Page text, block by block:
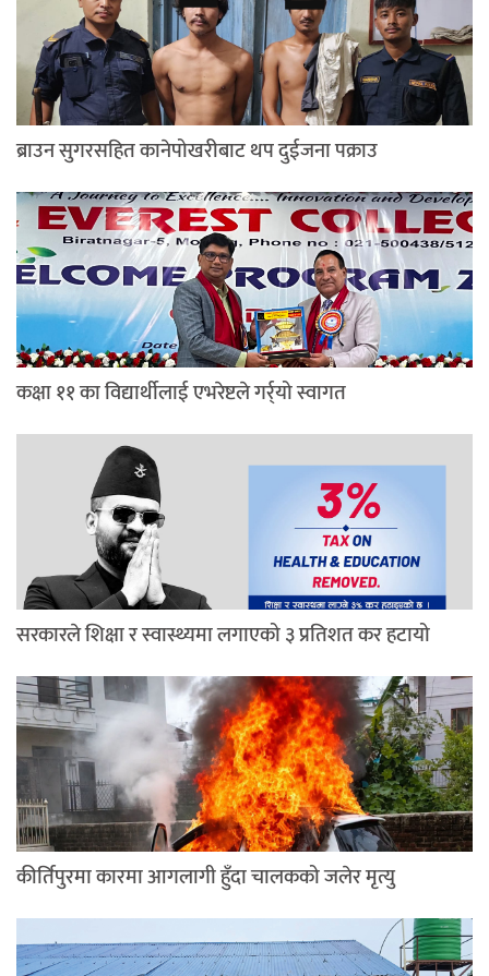
ब्राउन सुगरसहित कानेपोखरीबाट थप दुईजना पक्राउ
कक्षा ११ का विद्यार्थीलाई एभरेष्टले गर्र्यो स्वागत
सरकारले शिक्षा र स्वास्थ्यमा लगाएको ३ प्रतिशत कर हटायो
कीर्तिपुरमा कारमा आगलागी हुँदा चालकको जलेर मृत्यु